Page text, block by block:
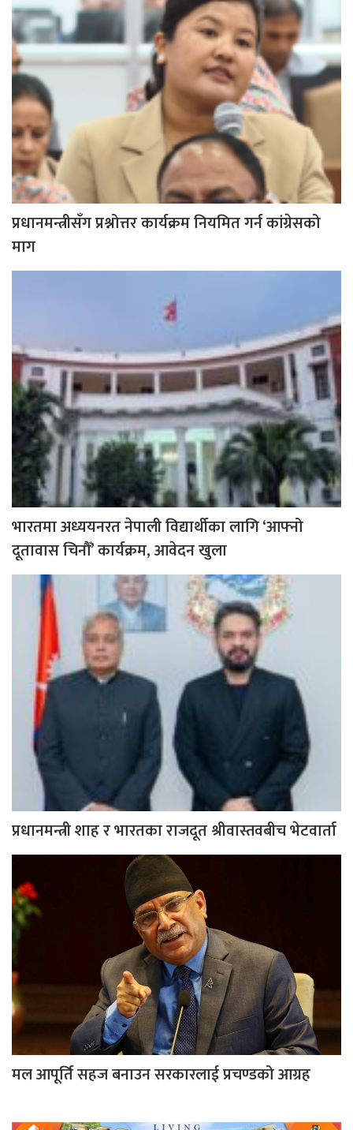
प्रधानमन्त्रीसँग प्रश्नोत्तर कार्यक्रम नियमित गर्न कांग्रेसको
माग
भारतमा अध्ययनरत नेपाली विद्यार्थीका लागि ‘आफ्नो
दूतावास चिनौँ’ कार्यक्रम, आवेदन खुला
प्रधानमन्त्री शाह र भारतका राजदूत श्रीवास्तवबीच भेटवार्ता
मल आपूर्ति सहज बनाउन सरकारलाई प्रचण्डको आग्रह